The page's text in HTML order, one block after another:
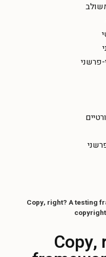
פרשני
Copy, right? A testing
Copy,